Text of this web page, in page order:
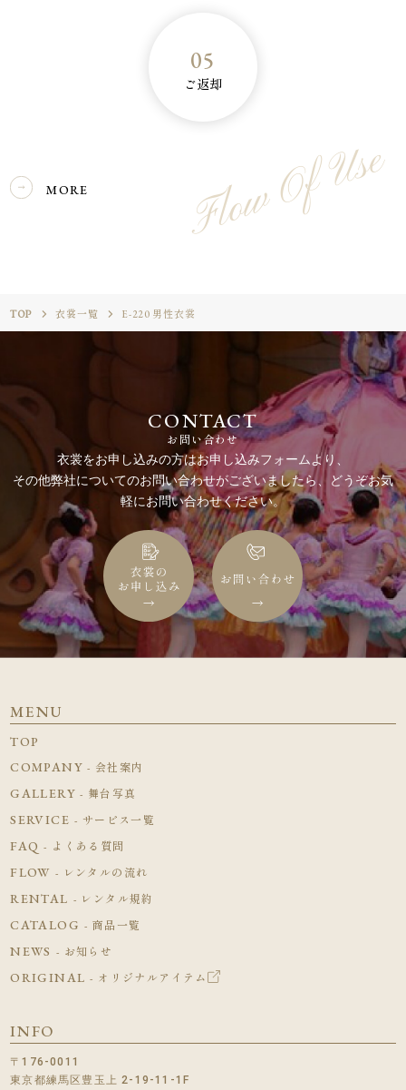
05
ご返却
MORE Flow Of Use
TOP 衣裳一覧 E-220 男性衣裳
CONTACT
お問い合わせ
衣裳をお申し込みの方はお申し込みフォームより、
その他弊社についてのお問い合わせがございましたら、どうぞお気
軽にお問い合わせください。
MENU
TOP
COMPANY - 会社案内
GALLERY - 舞台写真
SERVICE - サービス一覧
FAQ - よくある質問
FLOW - レンタルの流れ
RENTAL - レンタル規約
CATALOG - 商品一覧
NEWS - お知らせ
ORIGINAL - オリジナルアイテム
INFO
〒176-0011
東京都練馬区豊玉上 2-19-11-1F